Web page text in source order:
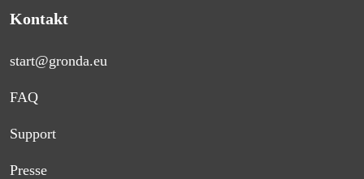
Kontakt
start@gronda.eu
FAQ
Support
Presse